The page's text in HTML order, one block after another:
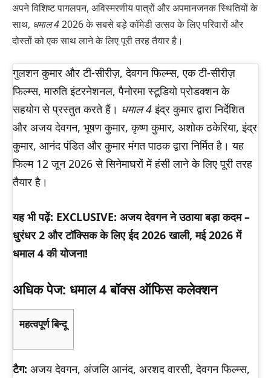
अपने विशिष्ट पागलपन, अविस्मरणीय पात्रों और अपमानजनक स्थितियों के
साथ, धमाल 42026 के सबसे बड़े कॉमेडी उत्सव के लिए परिवारों और
दोस्तों को एक साथ लाने के लिए पूरी तरह तैयार है।
गुलशन कुमार और टी-सीरीज़, देवगन फिल्म्स, एक टी-सीरीज़
फिल्म्स, मारुति इंटरनेशनल, पैनोरमा स्टूडियो प्रोडक्शन के
सहयोग से प्रस्तुत करते हैं। धमाल 4इंद्र कुमार द्वारा निर्देशित
और अजय देवगन, भूषण कुमार, कृष्ण कुमार, अशोक ठकेरिया, इंद्र
कुमार, आनंद पंडित और कुमार मंगत पाठक द्वारा निर्मित है। यह
फिल्म 12 जून 2026 से सिनेमाघरों में हंसी लाने के लिए पूरी तरह
तैयार है।
यह भी पढ़ें: EXCLUSIVE: अजय देवगन ने उठाया बड़ा कदम –
धुरंधर 2 और टॉक्सिक के लिए ईद 2026 खाली, मई 2026 में
धमाल 4 की योजना!
अधिक पेज: धमाल 4 बॉक्स ऑफिस कलेक्शन
महत्वपूर्ण बिन्दू
टैग: अजय देवगन, अंजलि आनंद, अरशद वारसी, देवगन फिल्म्स,